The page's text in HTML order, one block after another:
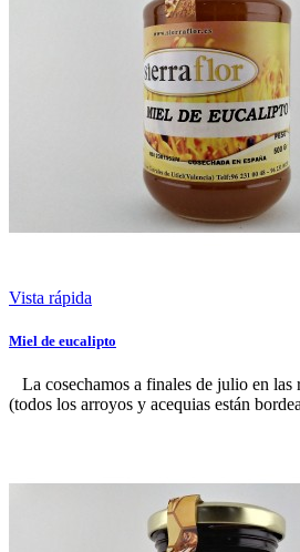
Vista rápida
Miel de eucalipto
La cosechamos a finales de julio en las
(todos los arroyos y acequias están